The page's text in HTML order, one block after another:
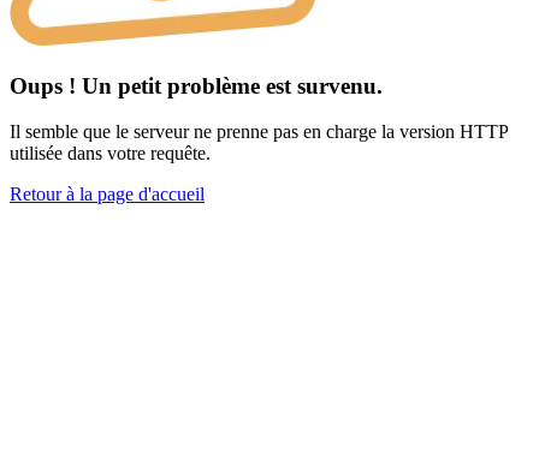
Oups ! Un petit problème est survenu.
Il semble que le serveur ne prenne pas en charge la version HTTP
utilisée dans votre requête.
Retour à la page d'accueil